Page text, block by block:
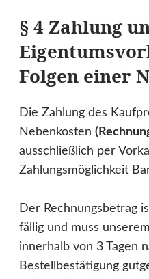
§ 4 Zahlung
Folgen einer
Die Zahlung des
Nebenkosten
ausschließlich per
Zahlungsmöglichkeit
Der Rechnungsbetrag
fällig und muss
innerhalb von 3 Tagen
Bestellbestätigung